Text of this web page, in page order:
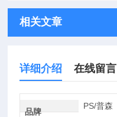
相关文章
详细介绍 在线留言
品牌
PS/普森